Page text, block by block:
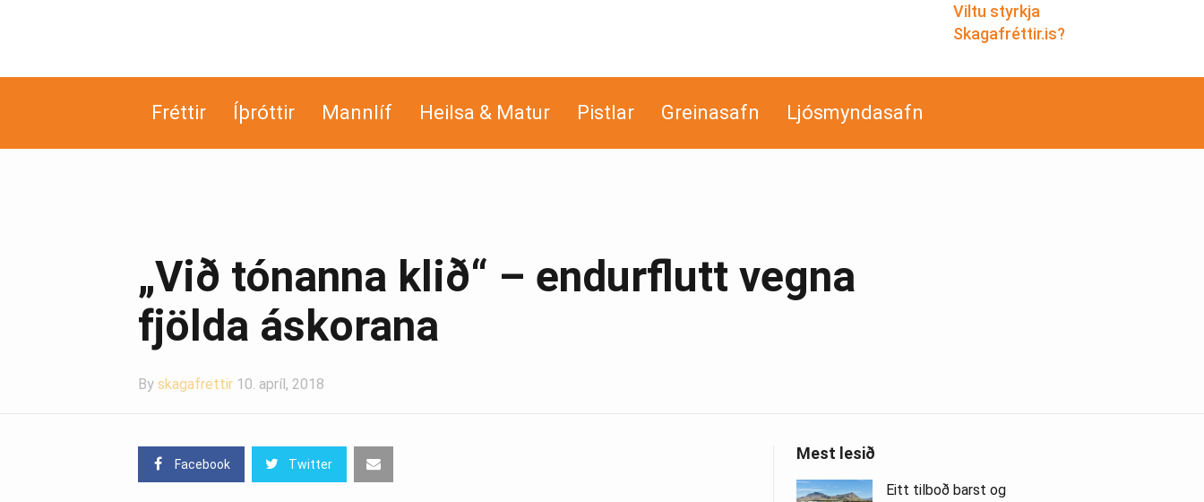
Viltu styrkja
Skagafréttir.is?
Fréttir Íþróttir Mannlíf Heilsa & Matur Pistlar Greinasafn Ljósmyndasafn
„Við tónanna klið“ – endurflutt vegna
fjölda áskorana
By skagafrettir 10. apríl, 2018
Facebook Twitter
Mest lesið
Eitt tilboð barst og